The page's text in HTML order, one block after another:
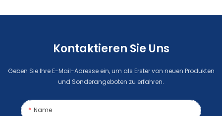
Kontaktieren Sie Uns
Geben Sie Ihre E-Mail-Adresse ein, um als Erster von neuen Produkten
und Sonderangeboten zu erfahren.
Name